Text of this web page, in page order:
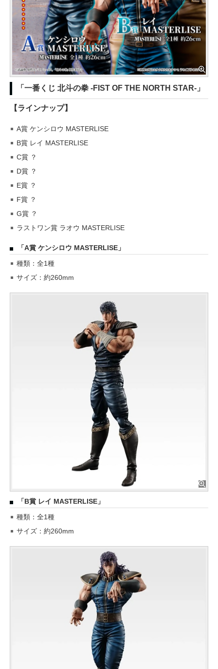
「一番くじ 北斗の拳 -FIST OF THE NORTH STAR-」
【ラインナップ】
A賞 ケンシロウ MASTERLISE
B賞 レイ MASTERLISE
C賞 ？
D賞 ？
E賞 ？
F賞 ？
G賞 ？
ラストワン賞 ラオウ MASTERLISE
「A賞 ケンシロウ MASTERLISE」
種類：全1種
サイズ：約260mm
「B賞 レイ MASTERLISE」
種類：全1種
サイズ：約260mm